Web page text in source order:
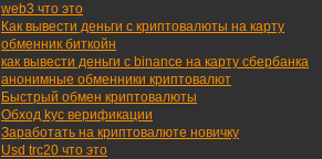
web3 что это
Как вывести деньги с криптовалюты на карту
обменник биткойн
как вывести деньги с binance на карту сбербанка
анонимные обменники криптовалют
Быстрый обмен криптовалюты
Обход kyc верификации
Заработать на криптовалюте новичку
Usd trc20 что это